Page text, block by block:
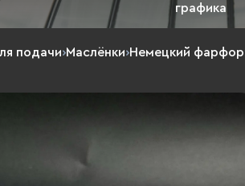
графика
подачи›Маслёнки›Немецкий фарфор